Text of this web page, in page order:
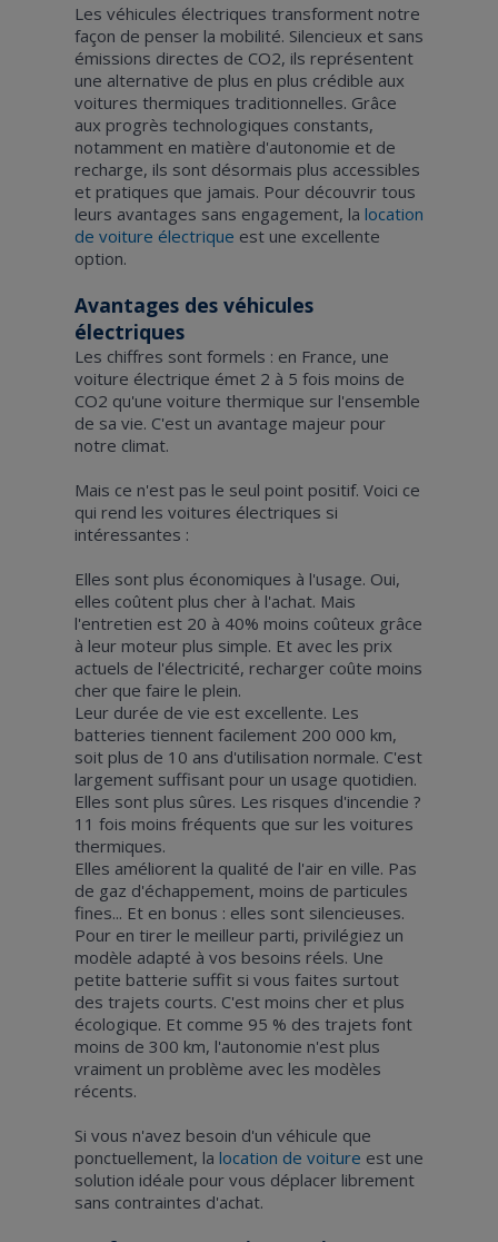
Les véhicules électriques transforment notre
façon de penser la mobilité. Silencieux et sans
émissions directes de CO2, ils représentent
une alternative de plus en plus crédible aux
voitures thermiques traditionnelles. Grâce
aux progrès technologiques constants,
notamment en matière d'autonomie et de
recharge, ils sont désormais plus accessibles
et pratiques que jamais. Pour découvrir tous
leurs avantages sans engagement, la location
de voiture électrique est une excellente
option.
Avantages des véhicules
électriques
Les chiffres sont formels : en France, une
voiture électrique émet 2 à 5 fois moins de
CO2 qu'une voiture thermique sur l'ensemble
de sa vie. C'est un avantage majeur pour
notre climat.
Mais ce n'est pas le seul point positif. Voici ce
qui rend les voitures électriques si
intéressantes :
Elles sont plus économiques à l'usage. Oui,
elles coûtent plus cher à l'achat. Mais
l'entretien est 20 à 40% moins coûteux grâce
à leur moteur plus simple. Et avec les prix
actuels de l'électricité, recharger coûte moins
cher que faire le plein.
Leur durée de vie est excellente. Les
batteries tiennent facilement 200 000 km,
soit plus de 10 ans d'utilisation normale. C'est
largement suffisant pour un usage quotidien.
Elles sont plus sûres. Les risques d'incendie ?
11 fois moins fréquents que sur les voitures
thermiques.
Elles améliorent la qualité de l'air en ville. Pas
de gaz d'échappement, moins de particules
fines... Et en bonus : elles sont silencieuses.
Pour en tirer le meilleur parti, privilégiez un
modèle adapté à vos besoins réels. Une
petite batterie suffit si vous faites surtout
des trajets courts. C'est moins cher et plus
écologique. Et comme 95 % des trajets font
moins de 300 km, l'autonomie n'est plus
vraiment un problème avec les modèles
récents.
Si vous n'avez besoin d'un véhicule que
ponctuellement, la location de voiture est une
solution idéale pour vous déplacer librement
sans contraintes d'achat.